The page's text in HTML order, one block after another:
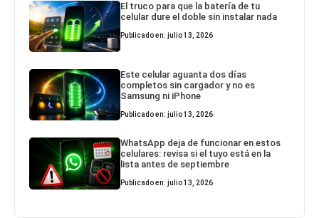
El truco para que la batería de tu
celular dure el doble sin instalar nada
Publicado en: julio 13, 2026
Este celular aguanta dos días
completos sin cargador y no es
Samsung ni iPhone
Publicado en: julio 13, 2026
WhatsApp deja de funcionar en estos
celulares: revisa si el tuyo está en la
lista antes de septiembre
Publicado en: julio 13, 2026